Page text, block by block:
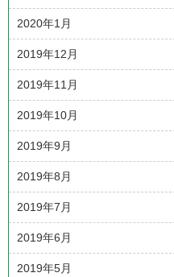
2020年1月
2019年12月
2019年11月
2019年10月
2019年9月
2019年8月
2019年7月
2019年6月
2019年5月